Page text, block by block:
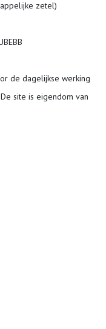
zetel)
de dagelijkse werking
De site is eigendom van